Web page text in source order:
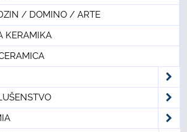
/ DOMINO / ARTE
KERAMIKA